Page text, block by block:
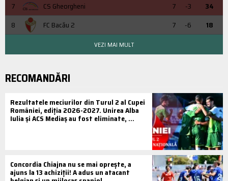
7
CS Gheorgheni 7 -3
34
8
FC Bacău 2 7 -6 18
VEZI MAI MULT
RECOMANDĂRI
Rezultatele meciurilor din Turul 2 al Cupei
României, ediția 2026-2027. Unirea Alba
Iulia și ACS Mediaș au fost eliminate, ...
Concordia Chiajna nu se mai oprește, a
ajuns la 13 achiziții! A adus un atacant